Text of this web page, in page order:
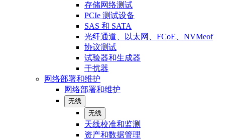
存储网络测试
PCIe 测试设备
SAS 和 SATA
光纤通道、以太网、FCoE、NVMeof
协议测试
试验器和生成器
干扰器
网络部署和维护
网络部署和维护
无线
无线
天线校准和监测
资产和数据管理